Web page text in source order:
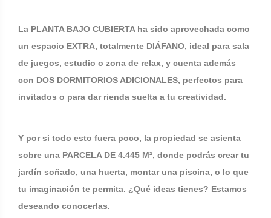
La PLANTA BAJO CUBIERTA ha sido aprovechada como
un espacio EXTRA, totalmente DIÁFANO, ideal para sala
de juegos, estudio o zona de relax, y cuenta además
con DOS DORMITORIOS ADICIONALES, perfectos para
invitados o para dar rienda suelta a tu creatividad.
Y por si todo esto fuera poco, la propiedad se asienta
sobre una PARCELA DE 4.445 M², donde podrás crear tu
jardín soñado, una huerta, montar una piscina, o lo que
tu imaginación te permita. ¿Qué ideas tienes? Estamos
deseando conocerlas.